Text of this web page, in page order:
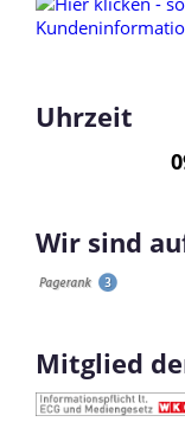
Uhrzeit
Wir sind
Mitglied